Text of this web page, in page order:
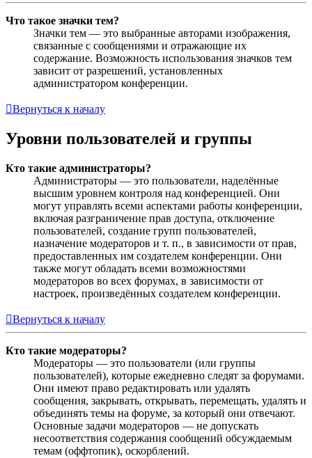
Что такое значки тем?
Значки тем — это выбранные авторами изображения,
связанные с сообщениями и отражающие их
содержание. Возможность использования значков тем
зависит от разрешений, установленных
администратором конференции.
Вернуться к началу
Уровни пользователей и группы
Кто такие администраторы?
Администраторы — это пользователи, наделённые
высшим уровнем контроля над конференцией. Они
могут управлять всеми аспектами работы конференции,
включая разграничение прав доступа, отключение
пользователей, создание групп пользователей,
назначение модераторов и т. п., в зависимости от прав,
предоставленных им создателем конференции. Они
также могут обладать всеми возможностями
модераторов во всех форумах, в зависимости от
настроек, произведённых создателем конференции.
Вернуться к началу
Кто такие модераторы?
Модераторы — это пользователи (или группы
пользователей), которые ежедневно следят за форумами.
Они имеют право редактировать или удалять
сообщения, закрывать, открывать, перемещать, удалять и
объединять темы на форуме, за который они отвечают.
Основные задачи модераторов — не допускать
несоответствия содержания сообщений обсуждаемым
темам (оффтопик), оскорблений.